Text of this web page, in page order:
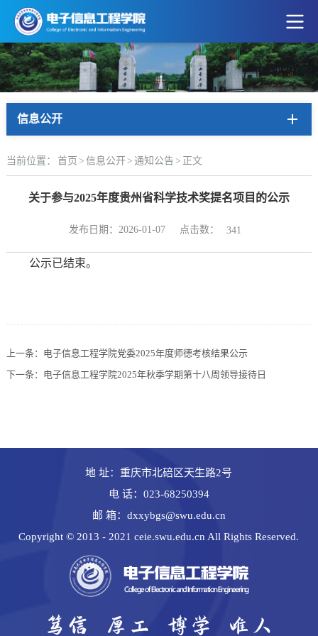
信息公开
当前位置： 首页 > 信息公开> 通知公告 > 正文
关于参与2025年度贵州省科学技术奖提名项目的公示
发布日期：2026-01-07 点击数： 341
公示已结束。
上一条： 电子信息工程学院党委2025年度师德考核结果公示
下一条： 电子信息工程学院2025年秋季学期第十八周领导接待日
地 址：重庆市北碚区天生路2号
电 话：023-68250394
邮 箱：dxxybgs@swu.edu.cn
Copyright © 2013 - 2021 ceie.swu.edu.cn All Rights Reserved.